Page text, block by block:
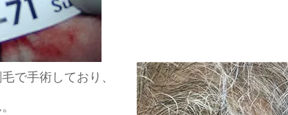
で手術しており、